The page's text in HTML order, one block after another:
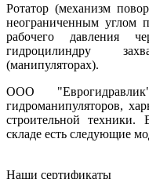
Ротатор (механизм
неограниченным углом
рабочего давления
гидроцилиндру
(манипуляторах).
ООО
гидроманипуляторов,
строительной
складе есть следующие
Наши сертификаты